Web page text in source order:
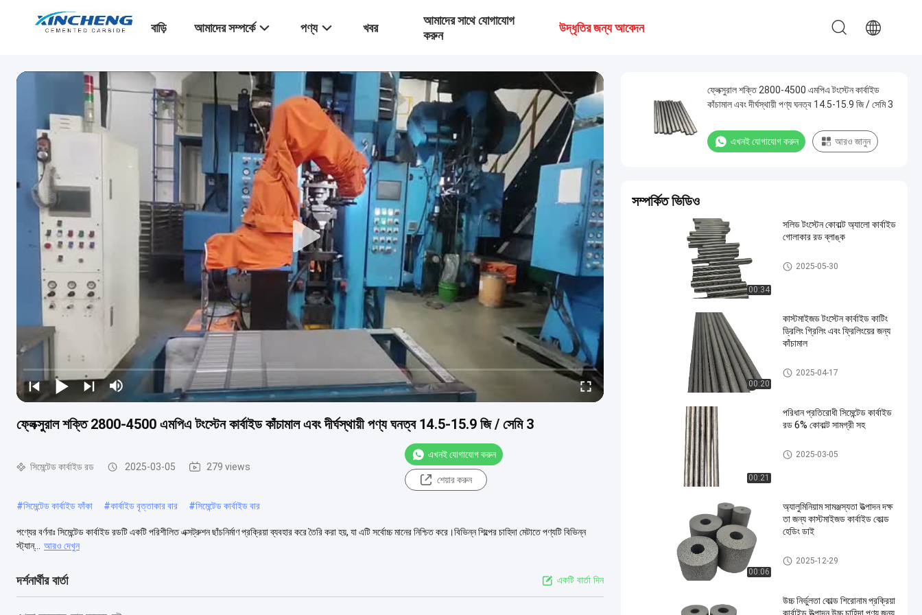
বাড়ি আমাদের সম্পর্কে পণ্য খবর
আমাদের সাথে যোগাযোগ
করুন
উদ্ধৃতির জন্য আবেদন
ফ্লেক্সুরাল শক্তি 2800-4500 এমপিএ টংস্টেন কার্বাইড কাঁচামাল এবং দীর্ঘস্থায়ী পণ্য ঘনত্ব 14.5-15.9 জি / সেমি 3
সিমেন্টেড কার্বাইড রড 2025-03-05 279 views
এখনই যোগাযোগ করুন
শেয়ার করুন
#সিমেন্টেড কার্বাইড ফাঁকা #কার্বাইড বৃত্তাকার বার #সিমেন্টেড কার্বাইড বার
পণ্যের বর্ণনাঃ সিমেন্টেড কার্বাইড রডটি একটি পরিশীলিত এক্সট্রুশন ছাঁচনির্মাণ প্রক্রিয়া ব্যবহার করে তৈরি করা হয়, যা এটি সর্বোচ্চ মানের নিশ্চিত করে।বিভিন্ন শিল্পের চাহিদা মেটাতে পণ্যটি বিভিন্ন
স্ট্যান্...
আরও দেখুন
দর্শনার্থীর বার্তা একটি বার্তা দিন
ফ্লেক্সুরাল শক্তি 2800-4500 এমপিএ টংস্টেন কার্বাইড
কাঁচামাল এবং দীর্ঘস্থায়ী পণ্য ঘনত্ব 14.5-15.9 জি / সেমি 3
এখনই যোগাযোগ করুন আরও জানুন
সম্পর্কিত ভিডিও
00:34
সলিড টংস্টেন কোবাল্ট অ্যালো কার্বাইড
গোলাকার রড ব্লাঙ্ক
সিমেন্টেড কার্বাইড রড
2025-05-30
00:20
কাস্টমাইজড টংস্টেন কার্বাইড কাটিং
ড্রিলিং গ্রিলিং এবং ফ্রিলিংয়ের জন্য
কাঁচামাল
সিমেন্টেড কার্বাইড রড
2025-04-17
00:21
পরিধান প্রতিরোধী সিমেন্টেড কার্বাইড
রড 6% কোবাল্ট সামগ্রী সহ
সিমেন্টেড কার্বাইড রড
2025-03-05
00:06
অ্যালুমিনিয়াম সামঞ্জস্যতা উত্পাদন দক্ষ
তা জন্য কাস্টমাইজড কার্বাইড কোল্ড
হেডিং ডাই
কার্বাইড ঠান্ডা শিরোনাম মারা
2025-12-29
উচ্চ নির্ভুলতা কোল্ড শিরোনাম প্রক্রিয়া